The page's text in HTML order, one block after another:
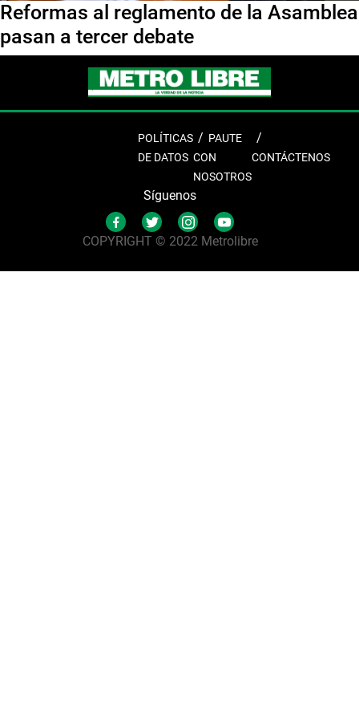
Reformas al reglamento de la Asamblea
pasan a tercer debate
POLÍTICAS
DE DATOS
PAUTE
CON
NOSOTROS
CONTÁCTENOS
Síguenos
COPYRIGHT © 2022 Metrolibre